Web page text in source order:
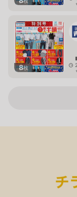
8枚